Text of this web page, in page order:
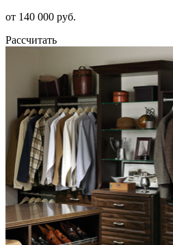
от 140 000 руб.
Рассчитать